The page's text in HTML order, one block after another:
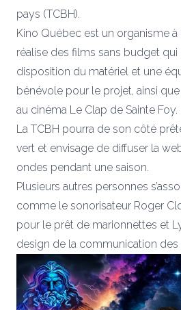
pays (TCBH).
Kino Québec est un organisme
réalise des films sans budget
disposition du matériel et une
bénévole pour le projet, ainsi
au cinéma Le Clap de Sainte Foy.
La TCBH pourra de son côté
vert et envisage de diffuser la
ondes pendant une saison.
Plusieurs autres personnes
comme le sonorisateur Roger
pour le prêt de marionnettes et
design de la communication des